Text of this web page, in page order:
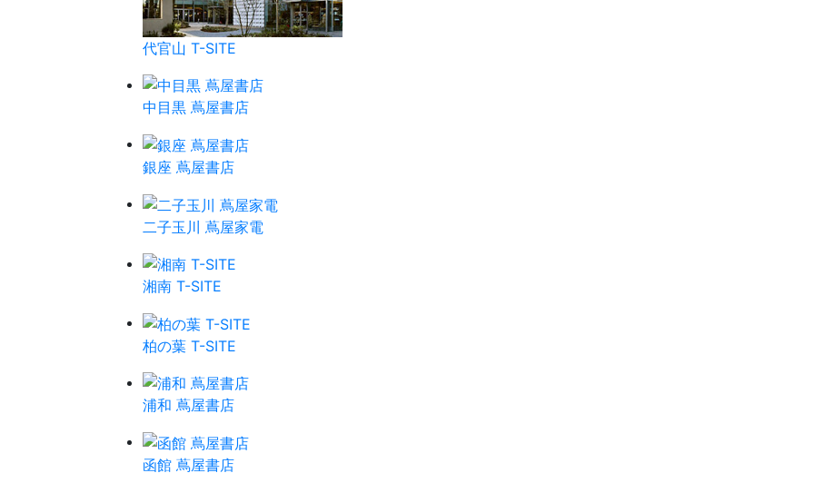
代官山 T-SITE
中目黒 蔦屋書店
銀座 蔦屋書店
二子玉川 蔦屋家電
湘南 T-SITE
柏の葉 T-SITE
浦和 蔦屋書店
函館 蔦屋書店